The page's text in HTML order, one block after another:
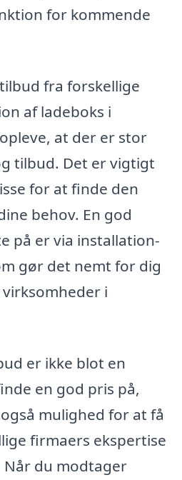
for kommende
fra forskellige
af ladeboks i
at der er stor
tilbud. Det er vigtigt
for at finde den
behov. En god
på er via installation-
gør det nemt for dig
i
er ikke blot en
en god pris på,
mulighed for at få
firmaers ekspertise
Når du modtager